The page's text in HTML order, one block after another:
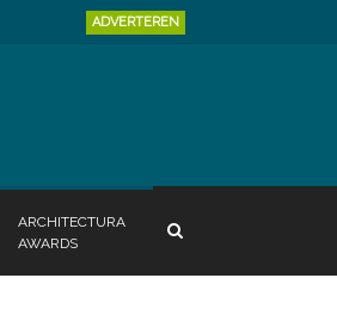
ADVERTEREN
ARCHITECTURA
AWARDS